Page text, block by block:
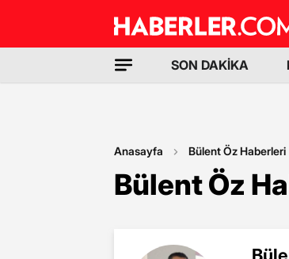
SON DAKİKA
Anasayfa Bülent Öz Haberleri
Bülent Öz